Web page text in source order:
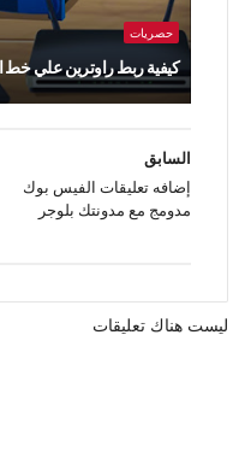
حصريات
كيفية ربط راوترين علي خط
السابق
إضافه تعليقات الفيس بوك
مدومج مع مدونتك بلوجر
ليست هناك تعليقات